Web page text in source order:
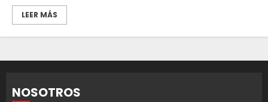
LEER MÁS
NOSOTROS